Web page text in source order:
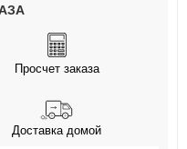
Просчет заказа
Доставка домой